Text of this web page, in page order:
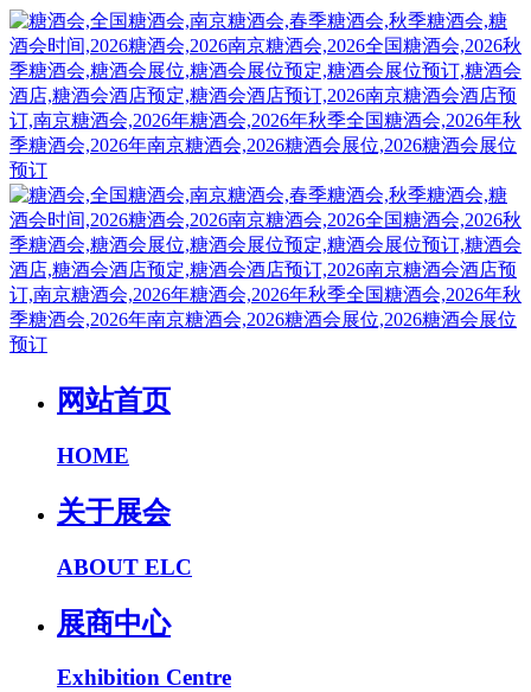
网站首页
HOME
关于展会
ABOUT ELC
展商中心
Exhibition Centre